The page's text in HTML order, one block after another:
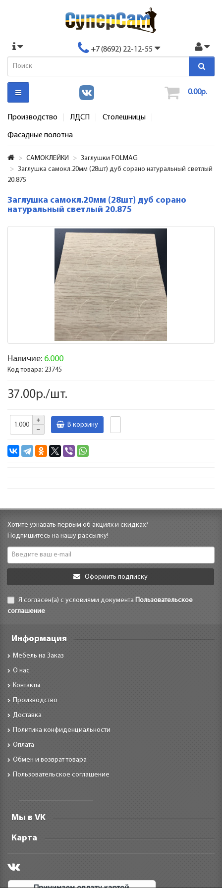
+7 (8692) 22-12-55
0.00р.
Производство ЛДСП Столешницы
Фасадные полотна
САМОКЛЕЙКИ
Заглушки FOLMAG
Заглушка самокл.20мм (28шт) дуб сорано натуральный светлый
20.875
Заглушка самокл.20мм (28шт) дуб сорано
натуральный светлый 20.875
Наличие: 6.000
Код товара: 23745
37.00р./шт.
В корзину
Хотите узнавать первым об акциях и скидках?
Подпишитесь на нашу рассылку!
Оформить подписку
Я согласен(а) с условиями документа Пользовательское
соглашение
Информация
Мебель на Заказ
О нас
Контакты
Производство
Доставка
Политика конфиденциальности
Оплата
Обмен и возврат товара
Пользовательское соглашение
Мы в VK
Карта